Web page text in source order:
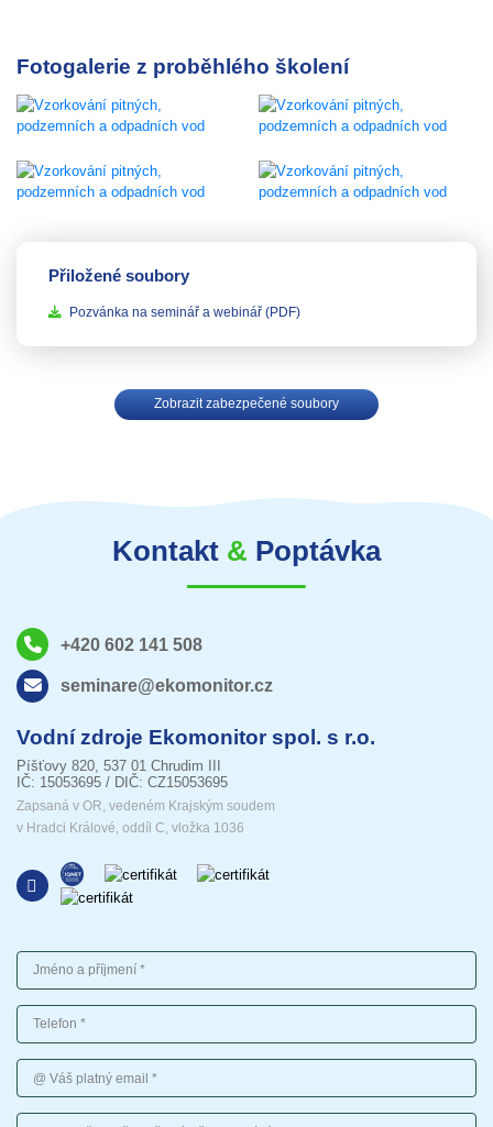
Fotogalerie z proběhlého školení
Přiložené soubory
Pozvánka na seminář a webinář(PDF)
Zobrazit zabezpečené soubory
Kontakt & Poptávka
+420 602 141 508
seminare@ekomonitor.cz
Vodní zdroje Ekomonitor spol. s r.o.
Píšťovy 820, 537 01 Chrudim III
IČ: 15053695 / DIČ: CZ15053695
Zapsaná v OR, vedeném Krajským soudem
v Hradci Králové, oddíl C, vložka 1036
Jméno a příjmení
Telefon
Váš platný email
Vaše sdělení